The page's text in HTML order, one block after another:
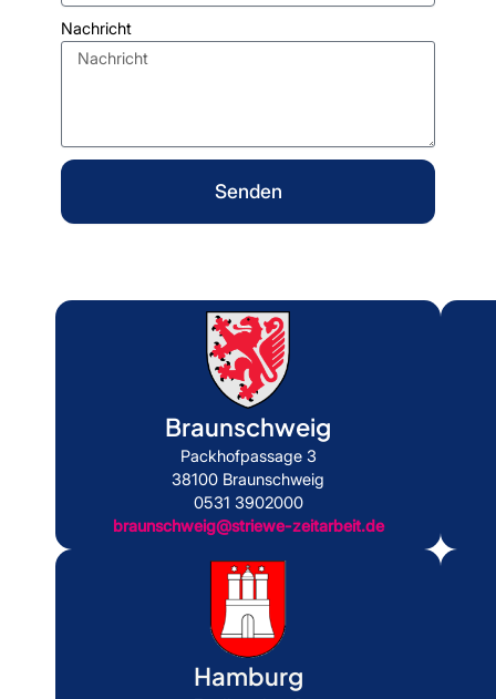
Braunschweig
Packhofpassage 3
38100 Braunschweig
0531 3902000
braunschweig@striewe-zeitarbeit.de
Hamburg
Nachricht
Senden